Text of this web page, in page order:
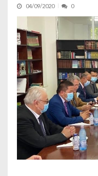
04/09/2020 0